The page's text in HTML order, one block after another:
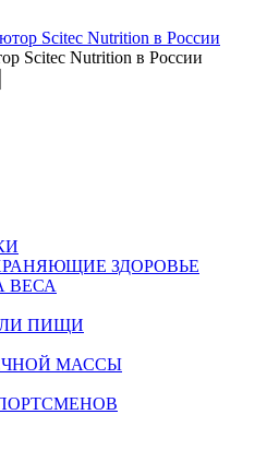
Scitec Nutrition в России
ЗДОРОВЬЕ
ВЕСА
ПИЩИ
МАССЫ